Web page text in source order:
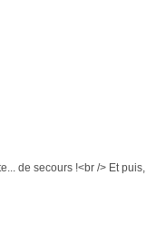
de secours !<br /> Et puis,